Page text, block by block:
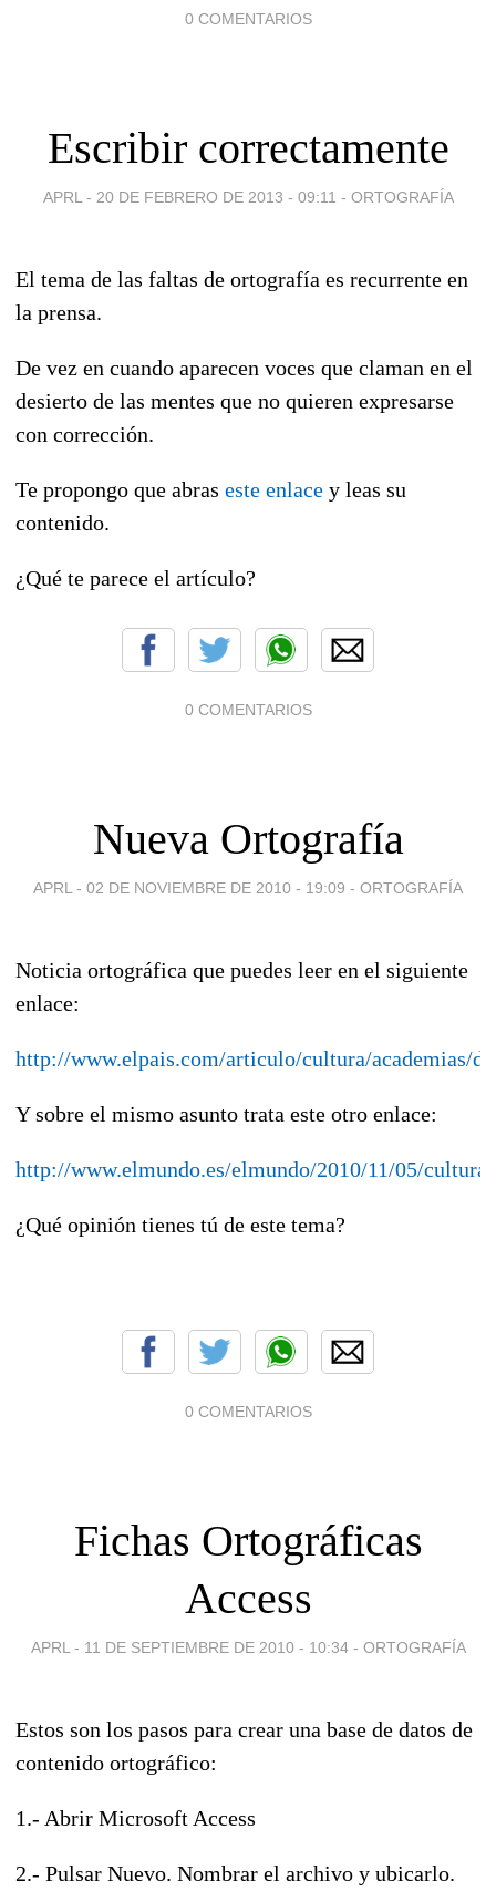
0 COMENTARIOS
Escribir correctamente
APRL - 20 DE FEBRERO DE 2013 - 09:11 - ORTOGRAFÍA
El tema de las faltas de ortografía es recurrente en
la prensa.
De vez en cuando aparecen voces que claman en el
desierto de las mentes que no quieren expresarse
con corrección.
Te propongo que abras este enlace y leas su
contenido.
¿Qué te parece el artículo?
0 COMENTARIOS
Nueva Ortografía
APRL - 02 DE NOVIEMBRE DE 2010 - 19:09 - ORTOGRAFÍA
Noticia ortográfica que puedes leer en el siguiente
enlace:
http://www.elpais.com/articulo/cultura/academias/
Y sobre el mismo asunto trata este otro enlace:
http://www.elmundo.es/elmundo/2010/11/05/
¿Qué opinión tienes tú de este tema?
0 COMENTARIOS
Fichas Ortográficas
Access
APRL - 11 DE SEPTIEMBRE DE 2010 - 10:34 - ORTOGRAFÍA
Estos son los pasos para crear una base de datos de
contenido ortográfico:
1.- Abrir Microsoft Access
2.- Pulsar Nuevo. Nombrar el archivo y ubicarlo.